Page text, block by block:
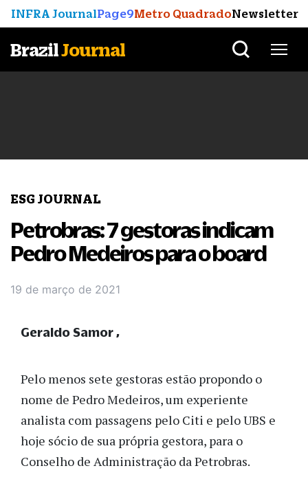
INFRA JournalPage9Metro QuadradoNewsletter
BrazilJournal
ESG JOURNAL
Petrobras: 7 gestoras indicam
Pedro Medeiros para o board
19 de março de 2021
Pelo menos sete gestoras estão propondo o
nome de Pedro Medeiros, um experiente
analista com passagens pelo Citi e pelo UBS e
hoje sócio de sua própria gestora, para o
Conselho de Administração da Petrobras.
Geraldo Samor